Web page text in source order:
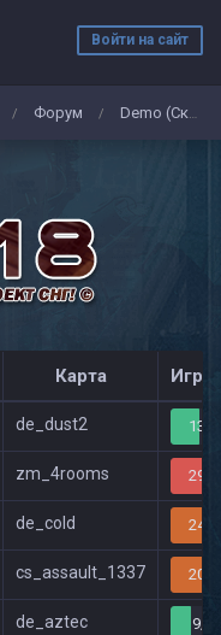
Войти на сайт
/ Форум / Demo (Скриншоты)
Карта
de_dust2 13/
zm_4rooms 29/
de_cold 24/
cs_assault_1337 20/
de_aztec 9/